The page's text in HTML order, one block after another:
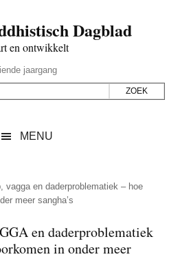
Dagblad
en ontwikkelt
jaargang
MENU
vagga en daderproblematiek – hoe
meer sangha’s
en daderproblematiek
in onder meer